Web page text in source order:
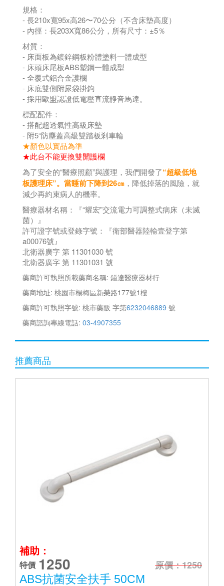
規格：
- 長210x寬95x高26〜70公分（不含床墊高度）
- 內徑：長203X寬86公分，所有尺寸：±5％
材質：
- 床面板為鍍鋅鋼板粉體塗料一體成型
- 床頭床尾板ABS塑鋼一體成型
- 全覆式鋁合金護欄
- 床底雙側附尿袋掛鉤
- 採用歐盟認證低電壓直流靜音馬達。
標配配件：
- 搭配超透氣性高級床墊
- 附5“防塵蓋高級雙踏板剎車輪
★顏色以實品為準
★此台不能更換雙開護欄
為了安全的“醫療照顧”與護理，我們開發了“超級低地
板護理床”。當睡前下降到26㎝ ，降低掉落的風險，就
減少再約束病人的機率。
醫療器材名稱：『“耀宏”交流電力可調整式病床（未滅
菌）』
許可證字號或登錄字號：『衛部醫器陸輸壹登字第
a00076號』
北衛器廣字 第 11301030 號
北衛器廣字 第 11301031 號
藥商許可執照所載藥商名稱: 鎰達醫療器材行
藥商地址: 桃園市楊梅區新榮路177號1樓
藥商許可執照字號: 桃市藥販 字第6232046889 號
藥商諮詢專線電話: 03-4907355
推薦商品
補助：
特價 1250
原價：1250
ABS抗菌安全扶手 50CM